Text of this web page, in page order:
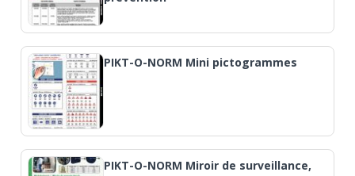
PIKT-O-NORM Mini pictogrammes
PIKT-O-NORM Miroir de surveillance,